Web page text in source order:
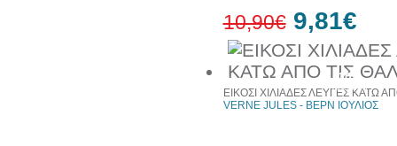
10%
έκπτωση
10,90€ 9,81€
ΕΙΚΟΣΙ ΧΙΛΙΑΔΕΣ ΛΕΥΓΕΣ ΚΑΤΩ
VERNE JULES - ΒΕΡΝ ΙΟΥΛΙΟΣ